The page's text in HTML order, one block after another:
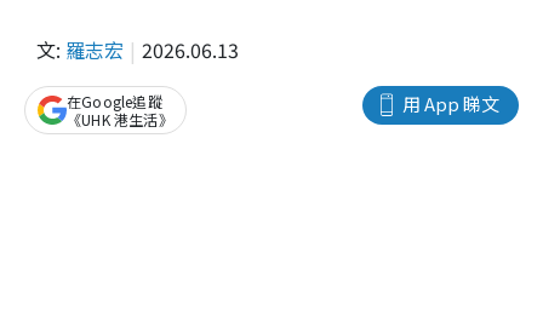
文: 羅志宏 2026.06.13
用 App 睇文
在Google追蹤
《UHK 港生活》